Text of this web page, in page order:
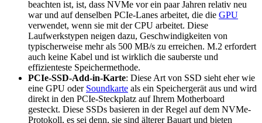
beachten ist, ist, dass NVMe vor ein paar Jahren relativ neu
war und auf denselben PCIe-Lanes arbeitet, die die GPU
verwendet, wenn sie mit der CPU arbeitet. Diese
Laufwerkstypen neigen dazu, Geschwindigkeiten von
typischerweise mehr als 500 MB/s zu erreichen. M.2 erfordert
auch keine Kabel und ist wirklich die sauberste und
effizienteste Speichermethode.
PCIe-SSD-Add-in-Karte: Diese Art von SSD sieht eher wie
eine GPU oder Soundkarte als ein Speichergerät aus und wird
direkt in den PCIe-Steckplatz auf Ihrem Motherboard
gesteckt. Diese SSDs basieren in der Regel auf dem NVMe-
Protokoll, es sei denn, sie sind älterer Bauart und bieten